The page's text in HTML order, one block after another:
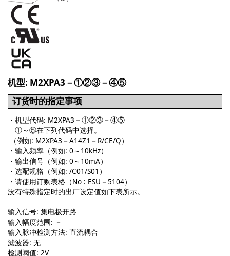
机型: M2XPA3－①②③－④⑤
订货时的指定事项
・机型代码: M2XPA3－①②③－④⑤
①～⑤在下列代码中选择。
（例如: M2XPA3－A14Z1－R/CE/Q）
・输入频率（例如: 0～10kHz）
・输出信号（例如: 0～10mA）
・选配规格（例如: /C01/S01）
・请使用订购表格（No : ESU－5104）
没有特殊指定时的出厂设定值如下表所示。
输入信号: 集电极开路
输入幅度范围: －
输入脉冲检测方法: 直流耦合
滤波器: 无
检测阈值: 2V